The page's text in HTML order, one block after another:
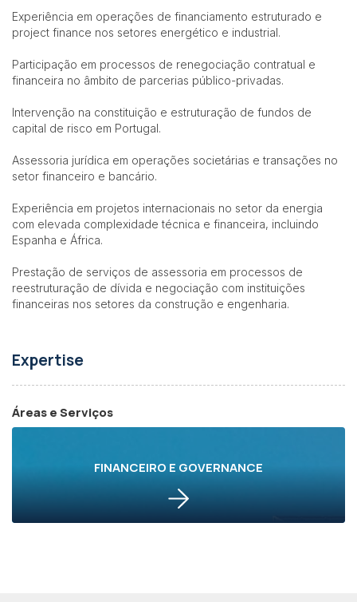
Experiência em operações de financiamento estruturado e
project finance nos setores energético e industrial.
Participação em processos de renegociação contratual e
financeira no âmbito de parcerias público-privadas.
Intervenção na constituição e estruturação de fundos de
capital de risco em Portugal.
Assessoria jurídica em operações societárias e transações no
setor financeiro e bancário.
Experiência em projetos internacionais no setor da energia
com elevada complexidade técnica e financeira, incluindo
Espanha e África.
Prestação de serviços de assessoria em processos de
reestruturação de dívida e negociação com instituições
financeiras nos setores da construção e engenharia.
Expertise
Áreas e Serviços
FINANCEIRO E GOVERNANCE